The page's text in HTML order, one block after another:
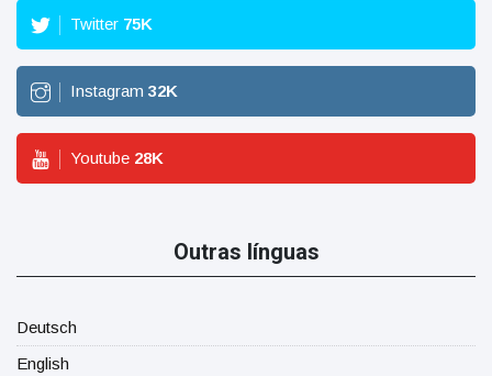
Twitter 75K
Instagram 32K
Youtube 28K
Outras línguas
Deutsch
English